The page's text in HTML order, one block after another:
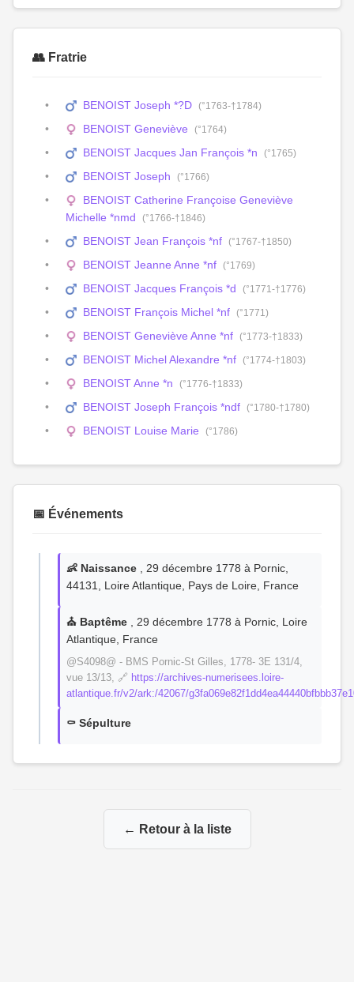
👥 Fratrie
BENOIST Joseph *?D (°1763-†1784)
BENOIST Geneviève (°1764)
BENOIST Jacques Jan François *n (°1765)
BENOIST Joseph (°1766)
BENOIST Catherine Françoise Geneviève
Michelle *nmd
(°1766-†1846)
BENOIST Jean François *nf (°1767-†1850)
BENOIST Jeanne Anne *nf (°1769)
BENOIST Jacques François *d (°1771-†1776)
BENOIST François Michel *nf (°1771)
BENOIST Geneviève Anne *nf (°1773-†1833)
BENOIST Michel Alexandre *nf (°1774-†1803)
BENOIST Anne *n (°1776-†1833)
BENOIST Joseph François *ndf (°1780-†1780)
BENOIST Louise Marie (°1786)
📅 Événements
👶 Naissance , 29 décembre 1778 à Pornic,
44131, Loire Atlantique, Pays de Loire, France
⛪ Baptême , 29 décembre 1778 à Pornic, Loire
Atlantique, France
@S4098@ - BMS Pornic-St Gilles, 1778- 3E 131/4,
vue 13/13, 🔗 https://archives-numerisees.loire-
atlantique.fr/v2/ark:/42067/
⚰️ Sépulture
← Retour à la liste